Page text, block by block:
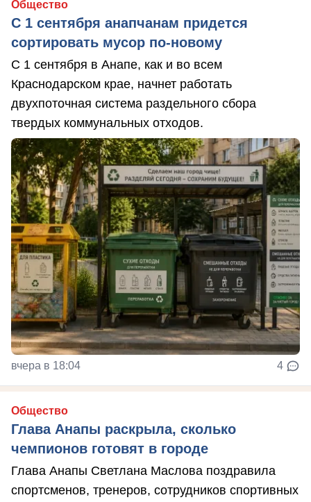
Общество
С 1 сентября анапчанам придется
сортировать мусор по-новому
С 1 сентября в Анапе, как и во всем
Краснодарском крае, начнет работать
двухпоточная система раздельного сбора
твердых коммунальных отходов.
вчера в 18:04 4
Общество
Глава Анапы раскрыла, сколько
чемпионов готовят в городе
Глава Анапы Светлана Маслова поздравила
спортсменов, тренеров, сотрудников спортивных